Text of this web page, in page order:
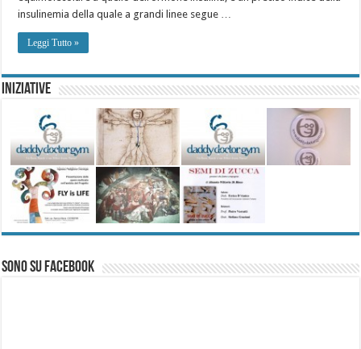
insulinemia della quale a grandi linee segue …
Leggi Tutto »
Iniziative
Sono su Facebook